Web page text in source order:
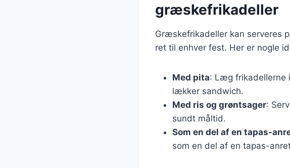
græskefrikadeller
Græskefrikadeller kan serveres
ret til enhver fest. Her er nogle
Med pita: Læg frikadellerne
lækker sandwich.
Med ris og grøntsager:
sundt måltid.
Som en del af en tapas-
som en del af en tapas-